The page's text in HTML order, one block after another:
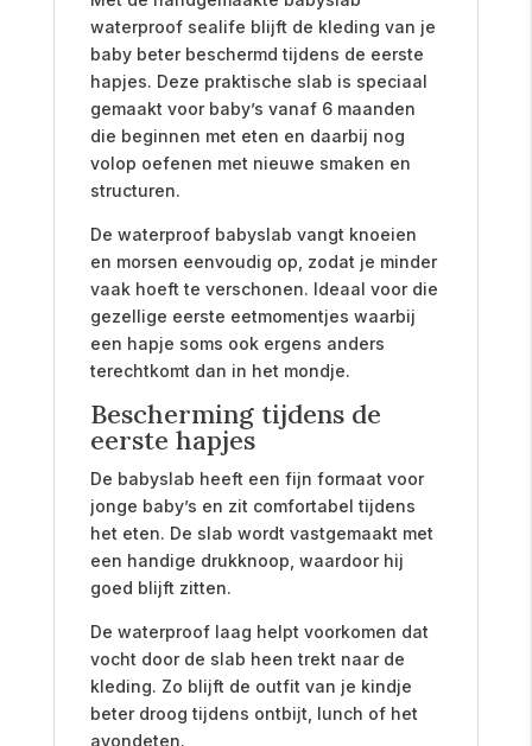
waterproof sealife blijft de kleding van je
baby beter beschermd tijdens de eerste
hapjes. Deze praktische slab is speciaal
gemaakt voor baby’s vanaf 6 maanden
die beginnen met eten en daarbij nog
volop oefenen met nieuwe smaken en
structuren.
De waterproof babyslab vangt knoeien
en morsen eenvoudig op, zodat je minder
vaak hoeft te verschonen. Ideaal voor die
gezellige eerste eetmomentjes waarbij
een hapje soms ook ergens anders
terechtkomt dan in het mondje.
Bescherming tijdens de
eerste hapjes
De babyslab heeft een fijn formaat voor
jonge baby’s en zit comfortabel tijdens
het eten. De slab wordt vastgemaakt met
een handige drukknoop, waardoor hij
goed blijft zitten.
De waterproof laag helpt voorkomen dat
vocht door de slab heen trekt naar de
kleding. Zo blijft de outfit van je kindje
beter droog tijdens ontbijt, lunch of het
avondeten.